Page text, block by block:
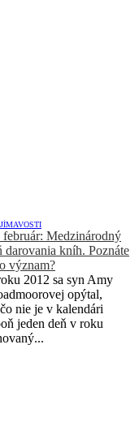
február: Medzinárodný
darovania kníh. Poznáte
význam?
2012 sa syn Amy
opýtal,
nie je v kalendári
jeden deň v roku